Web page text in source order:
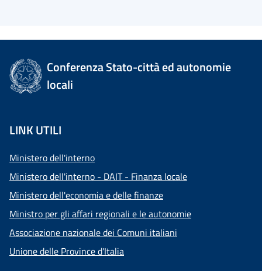
Conferenza Stato-città ed autonomie
locali
LINK UTILI
Ministero dell'interno
Ministero dell'interno - DAIT - Finanza locale
Ministero dell'economia e delle finanze
Ministro per gli affari regionali e le autonomie
Associazione nazionale dei Comuni italiani
Unione delle Province d'Italia